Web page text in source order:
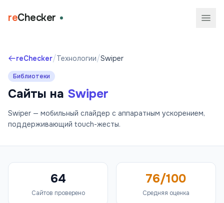
reChecker
reChecker/Технологии/Swiper
Библиотеки
Сайты на Swiper
Swiper — мобильный слайдер с аппаратным ускорением,
поддерживающий touch-жесты.
64
Сайтов проверено
76/100
Средняя оценка